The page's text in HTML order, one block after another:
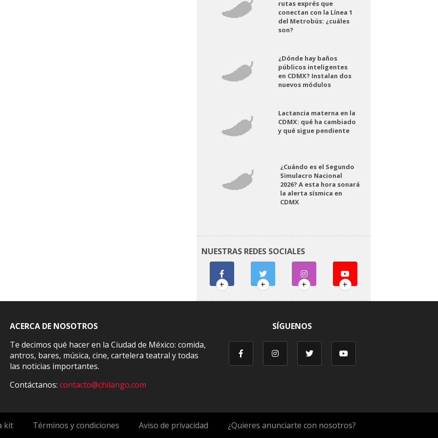
rutas exprés que
conectan con la Línea 1
del Metrobús: ¿cuáles
son?
¿Dónde hay baños
públicos inteligentes
en CDMX? Instalan dos
nuevos módulos
Lactancia materna en la
CDMX: qué ha cambiado
y qué sigue pendiente
¿Cuándo es el Segundo
Simulacro Nacional
2026? A esta hora sonará
la alerta sísmica en
CDMX
NUESTRAS REDES SOCIALES
+ + + +
ACERCA DE NOSOTROS
Te decimos qué hacer en la Ciudad de México: comida,
antros, bares, música, cine, cartelera teatral y todas
las noticias importantes.
Contáctanos:contacto@chilango.com
SÍGUENOS
kit Términos y condiciones Aviso de privacidad ¿Quieres anunciarte con nosotros?